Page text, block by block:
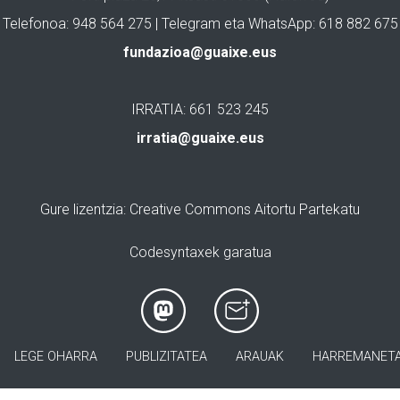
Telefonoa: 948 564 275 | Telegram eta WhatsApp: 618 882 675
fundazioa@guaixe.eus
IRRATIA: 661 523 245
irratia@guaixe.eus
Gure lizentzia: Creative Commons Aitortu Partekatu
Codesyntaxek garatua
LEGE OHARRA PUBLIZITATEA ARAUAK